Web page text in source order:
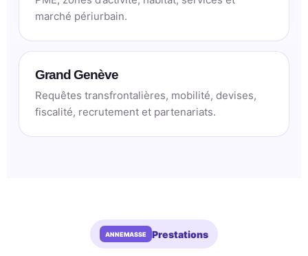
marché périurbain.
Grand Genève
Requêtes transfrontalières, mobilité, devises,
fiscalité, recrutement et partenariats.
Prestations